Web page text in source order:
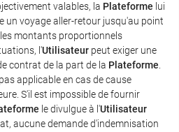
valables, la Plateforme lui
un voyage aller-retour jusqu'au point
montants proportionnels
l'Utilisateur peut exiger une
contrat de la part de la Plateforme
applicable en cas de cause
S'il est impossible de fournir
le divulgue à l'Utilisateur
aucune demande d'indemnisation